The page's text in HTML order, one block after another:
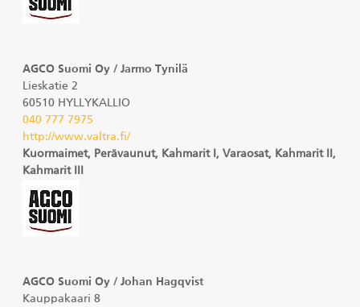
AGCO Suomi Oy / Jarmo Tynilä
Lieskatie 2
60510 HYLLYKALLIO
040 777 7975
http://www.valtra.fi/
Kuormaimet, Perävaunut, Kahmarit I, Varaosat, Kahmarit II,
Kahmarit III
AGCO Suomi Oy / Johan Hagqvist
Kauppakaari 8